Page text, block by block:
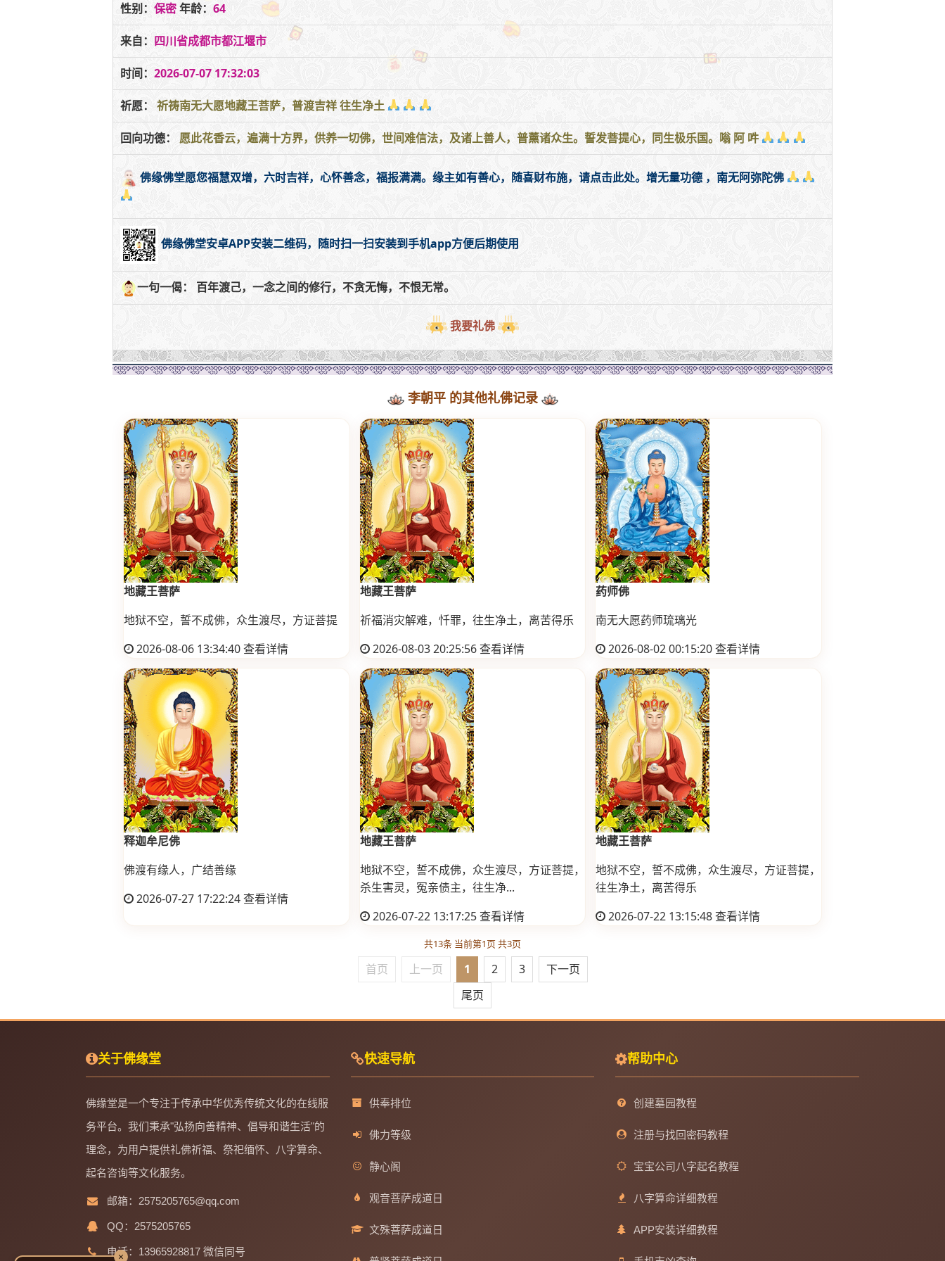
性别： 保密年龄： 64
来自： 四川省成都市都江堰市
时间： 2026-07-07 17:32:03
祈愿： 祈祷南无大愿地藏王菩萨，普渡吉祥 往生净土
回向功德： 愿此花香云，遍满十方界，供养一切佛，世间难信法，及诸上善人，普薰诸众生。誓发菩提心，同生极乐国。嗡 阿 吽
佛缘佛堂愿您福慧双增，六时吉祥，心怀善念，福报满满。缘主如有善心，随喜财布施，请点击此处。增无量功德 ，南无阿弥陀佛
佛缘佛堂安卓APP安装二维码，随时扫一扫安装到手机app方便后期使用
一句一偈： 百年渡己，一念之间的修行，不贪无悔，不恨无常。
我要礼佛
李朝平 的其他礼佛记录
地藏王菩萨
地狱不空，誓不成佛，众生渡尽，方证菩提
2026-08-06 13:34:40查看详情
地藏王菩萨
祈福消灾解难，忏罪，往生净土，离苦得乐
2026-08-03 20:25:56查看详情
药师佛
南无大愿药师琉璃光
2026-08-02 00:15:20查看详情
释迦牟尼佛
佛渡有缘人，广结善缘
2026-07-27 17:22:24查看详情
地藏王菩萨
地狱不空，誓不成佛，众生渡尽，方证菩提，
杀生害灵，冤亲债主，往生净...
2026-07-22 13:17:25查看详情
地藏王菩萨
地狱不空，誓不成佛，众生渡尽，方证菩提，
往生净土，离苦得乐
2026-07-22 13:15:48查看详情
共13条 当前第1页 共3页
首页 上一页 1 2 3
下一页
尾页
关于佛缘堂
佛缘堂是一个专注于传承中华优秀传统文化的在线服
务平台。我们秉承"弘扬向善精神、倡导和谐生活"的
理念，为用户提供礼佛祈福、祭祀缅怀、八字算命、
起名咨询等文化服务。
邮箱：2575205765@qq.com
QQ：2575205765
电话：13965928817 微信同号
快速导航
供奉排位
佛力等级
静心阁
观音菩萨成道日
文殊菩萨成道日
帮助中心
创建墓园教程
注册与找回密码教程
宝宝公司八字起名教程
八字算命详细教程
APP安装详细教程
×